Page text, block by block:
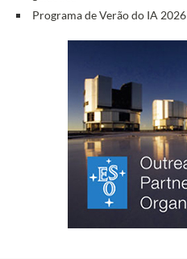
Programa de Verão do IA 2026